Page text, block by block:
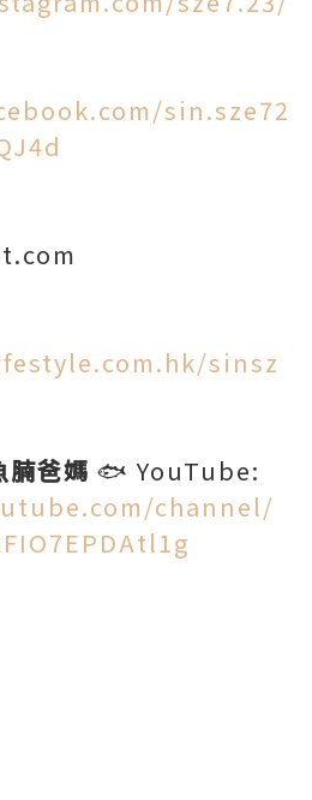
sin.sze72
sinsz
腩爸媽 🐟 YouTube:
channel/